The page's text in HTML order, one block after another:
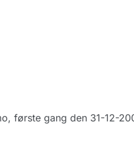
første gang den 31-12-